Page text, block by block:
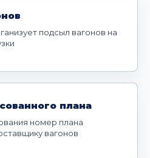
подсыл вагонов на
плана
номер плана
вагонов